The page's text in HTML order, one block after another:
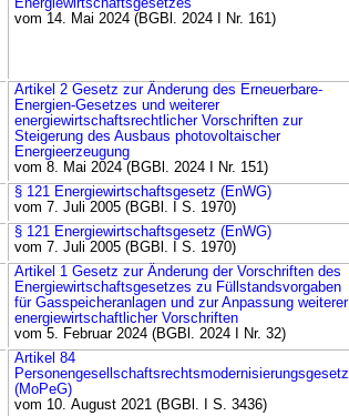
Energiewirtschaftsgesetzes
vom 14. Mai 2024 (BGBl. 2024 I Nr. 161)
Artikel 2 Gesetz zur Änderung des Erneuerbare-
Energien-Gesetzes und weiterer
energiewirtschaftsrechtlicher Vorschriften zur
Steigerung des Ausbaus photovoltaischer
Energieerzeugung
vom 8. Mai 2024 (BGBl. 2024 I Nr. 151)
§ 121 Energiewirtschaftsgesetz (EnWG)
vom 7. Juli 2005 (BGBl. I S. 1970)
§ 121 Energiewirtschaftsgesetz (EnWG)
vom 7. Juli 2005 (BGBl. I S. 1970)
Artikel 1 Gesetz zur Änderung der Vorschriften des
Energiewirtschaftsgesetzes zu Füllstandsvorgaben
für Gasspeicheranlagen und zur Anpassung weiterer
energiewirtschaftlicher Vorschriften
vom 5. Februar 2024 (BGBl. 2024 I Nr. 32)
Artikel 84
Personengesellschaftsrechtsmodernisierungsgesetz
(MoPeG)
vom 10. August 2021 (BGBl. I S. 3436)